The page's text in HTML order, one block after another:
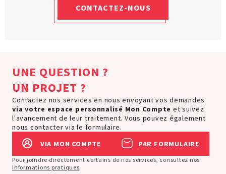
CONTACTEZ-NOUS
UNE QUESTION ?
UN PROJET ?
Contactez nos services en nous envoyant vos demandes
via votre espace personnalisé Mon Compte et suivez
l'avancement de leur traitement. Vous pouvez également
nous contacter via le formulaire.
VIA MON COMPTE
PAR FORMULAIRE
Pour joindre directement certains de nos services, consultez nos
Informations pratiques